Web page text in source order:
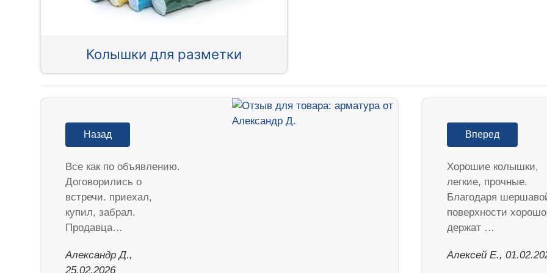
Колышки для разметки
Назад
Все как по объявлению.
Договорились о
встречи. приехал,
купил, забрал.
Продавца…
Александр Д.,
25.02.2026
Вперед
Хорошие колышки,
легкие, прочные.
Благодаря
поверхности хорошо
держат …
Алексей Е.,